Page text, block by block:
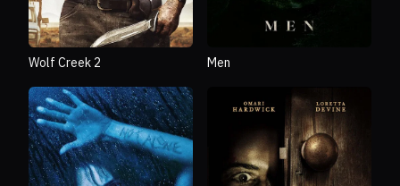
Wolf Creek 2 Men